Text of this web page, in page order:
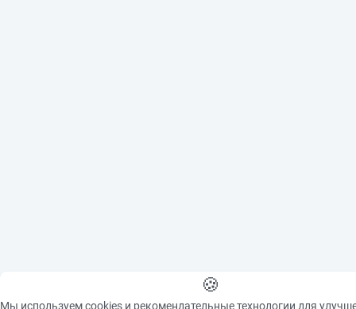
🍪
Мы используем cookies и рекомендательные технологии для